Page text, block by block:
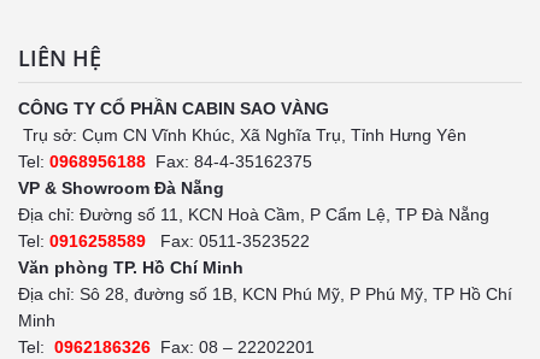
LIÊN HỆ
CÔNG TY CỔ PHẦN CABIN SAO VÀNG
Trụ sở: Cụm CN Vĩnh Khúc, Xã Nghĩa Trụ, Tỉnh Hưng Yên
Tel: 0968956188 Fax: 84-4-35162375
VP & Showroom Đà Nẵng
Địa chỉ: Đường số 11, KCN Hoà Cầm, P Cẩm Lệ, TP Đà Nẵng
Tel: 0916258589 Fax: 0511-3523522
Văn phòng TP. Hồ Chí Minh
Địa chỉ: Sô 28, đường số 1B, KCN Phú Mỹ, P Phú Mỹ, TP Hồ Chí
Minh
Tel: 0962186326 Fax: 08 – 22202201